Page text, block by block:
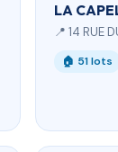
LA
📍 14 RUE
🏠 51 lots